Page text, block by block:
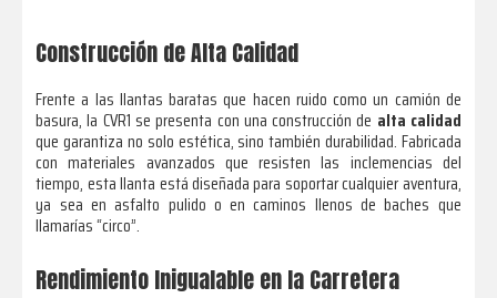
Construcción de Alta Calidad
Frente a las llantas baratas que hacen ruido como un camión de
basura, la CVR1 se presenta con una construcción de alta calidad
que garantiza no solo estética, sino también durabilidad. Fabricada
con materiales avanzados que resisten las inclemencias del
tiempo, esta llanta está diseñada para soportar cualquier aventura,
ya sea en asfalto pulido o en caminos llenos de baches que
llamarías “circo”.
Rendimiento Inigualable en la Carretera